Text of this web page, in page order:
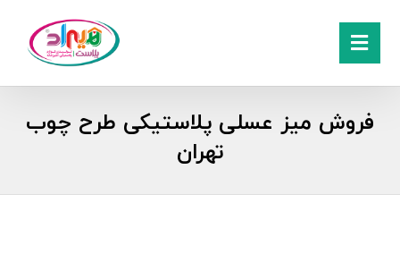
فروش میز عسلی پلاستیکی طرح چوب
تهران